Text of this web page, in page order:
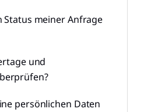
Status meiner Anfrage
und
persönlichen Daten